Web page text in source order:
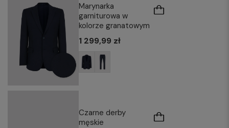
Marynarka
garniturowa w
kolorze granatowym
1 299,99 zł
Czarne derby
męskie